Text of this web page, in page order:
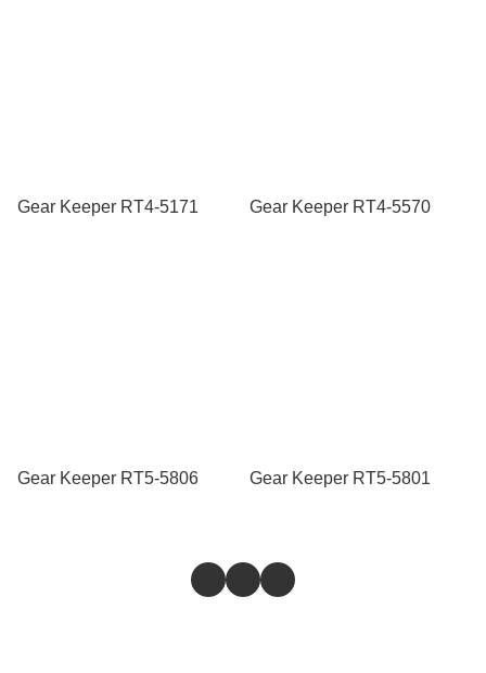
Gear Keeper RT4-5171 Gear Keeper RT4-5570
Gear Keeper RT5-5806 Gear Keeper RT5-5801